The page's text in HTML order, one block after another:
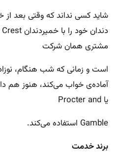
مشتری همان شرکت
یا Procter and
Gamble استفاده می‌کند.
برند خدمت